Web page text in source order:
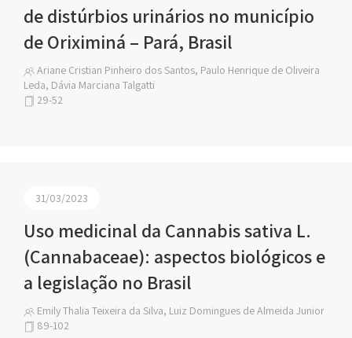
de distúrbios urinários no município
de Oriximiná – Pará, Brasil
Ariane Cristian Pinheiro dos Santos, Paulo Henrique de Oliveira
Leda, Dávia Marciana Talgatti
29-52
31/03/2023
Uso medicinal da Cannabis sativa L.
(Cannabaceae): aspectos biológicos e
a legislação no Brasil
Emily Thalia Teixeira da Silva, Luiz Domingues de Almeida Junior
89-102